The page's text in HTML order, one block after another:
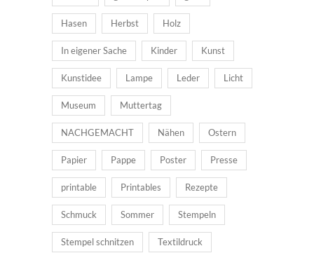
Hasen Herbst Holz
In eigener Sache Kinder Kunst
Kunstidee Lampe Leder Licht
Museum Muttertag
NACHGEMACHT Nähen Ostern
Papier Pappe Poster Presse
printable Printables Rezepte
Schmuck Sommer Stempeln
Stempel schnitzen Textildruck